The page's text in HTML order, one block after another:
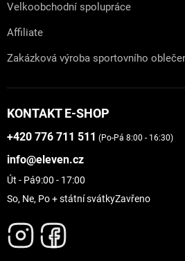
Velkoobchodní spolupráce
Affiliate
Zakázková výroba sportovního
KONTAKT E-SHOP
+420 776 711 511 (Po-Pá 8:00 - 16:30)
info@eleven.cz
Út - Pá9:00 - 17:00
So, Ne, Po + státní svátkyZavřeno